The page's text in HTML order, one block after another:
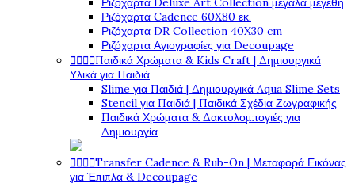
Ριζόχαρτα Cadence 60X80 εκ.
Ριζόχαρτα DR Collection 40X30 cm
Ριζόχαρτα Αγιογραφίες για Decoupage
Παιδικά Χρώματα & Kids Craft | Δημιουργικά
Υλικά για Παιδιά
Slime για Παιδιά | Δημιουργικά Aqua Slime Sets
Stencil για Παιδιά | Παιδικά Σχέδια Ζωγραφικής
Παιδικά Χρώματα & Δακτυλομπογιές για
Δημιουργία
Transfer Cadence & Rub-On | Μεταφορά Εικόνας
για Έπιπλα & Decoupage